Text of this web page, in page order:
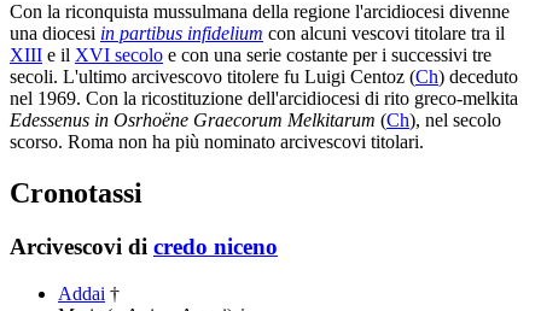
Con la riconquista mussulmana della regione l'arcidiocesi divenne
una diocesi in partibus infidelium con alcuni vescovi titolare tra il
XIII e il XVI secolo e con una serie costante per i successivi tre
secoli. L'ultimo arcivescovo titolere fu Luigi Centoz (Ch) deceduto
nel 1969. Con la ricostituzione dell'arcidiocesi di rito greco-melkita
Edessenus in Osrhoëne Graecorum Melkitarum (Ch), nel secolo
scorso. Roma non ha più nominato arcivescovi titolari.
Cronotassi
Arcivescovi di credo niceno
Addai †